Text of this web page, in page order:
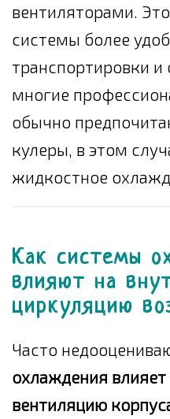
вентиляторами.
системы более
транспортировки
многие
обычно
кулеры, в этом
жидкостное
Как системы
влияют на
циркуляцию
Часто
охлаждения
вентиляцию